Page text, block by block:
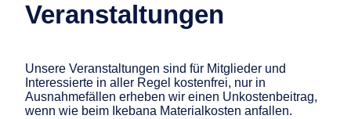
Veranstaltungen
Unsere Veranstaltungen sind für Mitglieder und
Interessierte in aller Regel kostenfrei, nur in
Ausnahmefällen erheben wir einen Unkostenbeitrag,
wenn wie beim Ikebana Materialkosten anfallen.